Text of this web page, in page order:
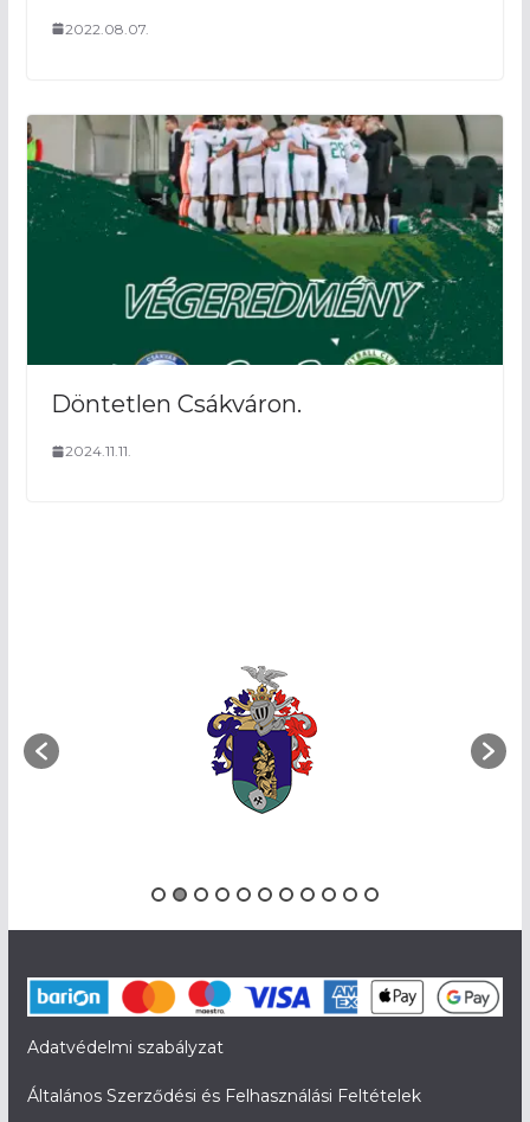
2022.08.07.
Döntetlen Csákváron.
2024.11.11.
Adatvédelmi szabályzat
Általános Szerződési és Felhasználási Feltételek